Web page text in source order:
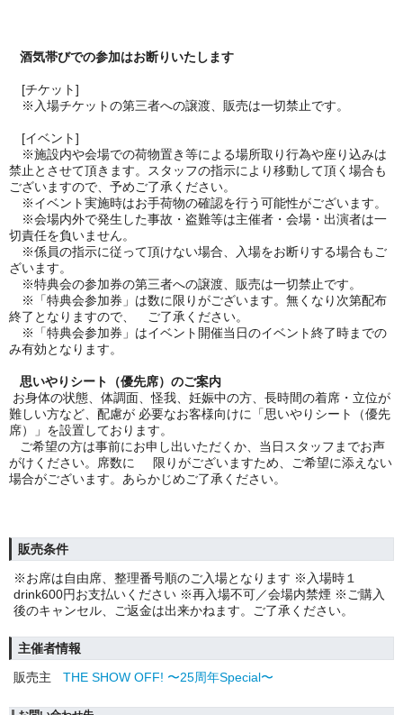
酒気帯びでの参加はお断りいたします
[チケット]
※入場チケットの第三者への譲渡、販売は一切禁止です。
[イベント]
※施設内や会場での荷物置き等による場所取り行為や座り込みは
禁止とさせて頂きます。スタッフの指示により移動して頂く場合も
ございますので、予めご了承ください。
※イベント実施時はお手荷物の確認を行う可能性がございます。
※会場内外で発生した事故・盗難等は主催者・会場・出演者は一
切責任を負いません。
※係員の指示に従って頂けない場合、入場をお断りする場合もご
ざいます。
※特典会の参加券の第三者への譲渡、販売は一切禁止です。
※「特典会参加券」は数に限りがございます。無くなり次第配布
終了となりますので、 ご了承ください。
※「特典会参加券」はイベント開催当日のイベント終了時までの
み有効となります。
思いやりシート（優先席）のご案内
お身体の状態、体調面、怪我、妊娠中の方、長時間の着席・立位が
難しい方など、配慮が 必要なお客様向けに「思いやりシート（優先
席）」を設置しております。
ご希望の方は事前にお申し出いただくか、当日スタッフまでお声
がけください。席数に
限りがございますため、ご希望に添えない
場合がございます。あらかじめご了承ください。
販売条件
※お席は自由席、整理番号順のご入場となります ※入場時１
drink600円お支払いください ※再入場不可／会場内禁煙 ※ご購入
後のキャンセル、ご返金は出来かねます。ご了承ください。
主催者情報
販売主
THE SHOW OFF! 〜25周年Special〜